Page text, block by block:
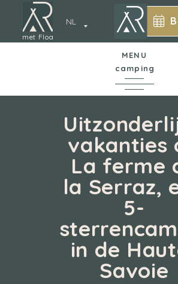
met Floa
NL
MENU
camping
De camping
Waterpark
Accommodatie
Diensten
vakanties
La ferme
la Serraz,
5-
in de
Savoie